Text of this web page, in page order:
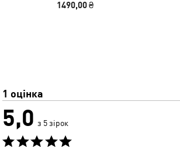
1490,00 ₴
1 оцінка
5,0 з 5 зірок